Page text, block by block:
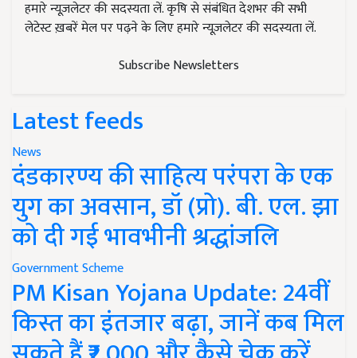
हमारे न्यूज़लेटर की सदस्यता लें. कृषि से संबंधित देशभर की सभी
लेटेस्ट ख़बरें मेल पर पढ़ने के लिए हमारे न्यूज़लेटर की सदस्यता लें.
Subscribe Newsletters
Latest feeds
News
दंडकारण्य की साहित्य परंपरा के एक
युग का अवसान, डॉ (प्रो). बी. एल. झा
को दी गई भावभीनी श्रद्धांजलि
Government Scheme
PM Kisan Yojana Update: 24वीं
किस्त का इंतजार बढ़ा, जानें कब मिल